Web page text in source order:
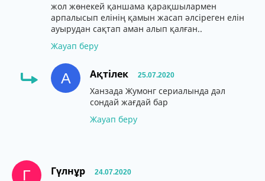
жол жөнекей қаншама қарақшылармен
арпалысып елінің қамын жасап әлсіреген елін
ауырудан сақтап аман алып қалған..
Жауап беру
А Ақтілек 25.07.2020
Ханзада Жумонг сериалында дәл
сондай жағдай бар
Жауап беру
Г Гүлнұр 24.07.2020